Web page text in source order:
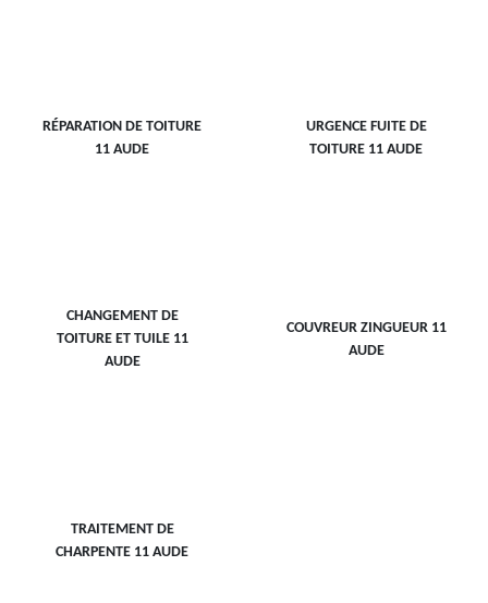
RÉPARATION DE TOITURE
11 AUDE
URGENCE FUITE DE
TOITURE 11 AUDE
CHANGEMENT DE
TOITURE ET TUILE 11
AUDE
COUVREUR ZINGUEUR 11
AUDE
TRAITEMENT DE
CHARPENTE 11 AUDE